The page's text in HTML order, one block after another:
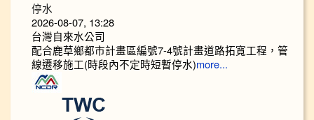
停水
2026-08-07, 13:28
台灣自來水公司
配合鹿草鄉都市計畫區編號7-4號計畫道路拓寬工程，管
線遷移施工(時段內不定時短暫停水)more...